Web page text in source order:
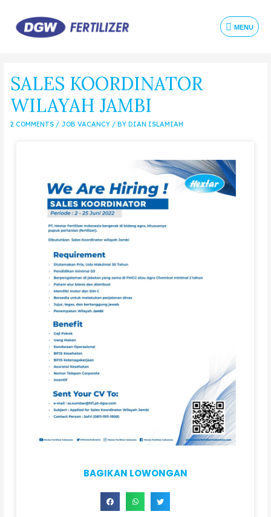
MENU
SALES KOORDINATOR
WILAYAH JAMBI
2 COMMENTS / JOB VACANCY/ BY DIAN ISLAMIAH
BAGIKAN LOWONGAN